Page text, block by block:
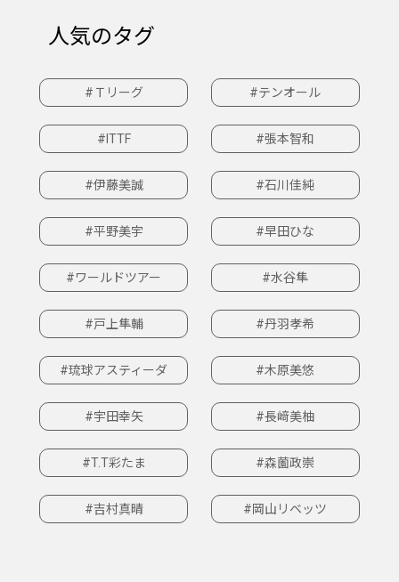
人気のタグ
#Ｔリーグ #テンオール
#ITTF #張本智和
#伊藤美誠 #石川佳純
#平野美宇 #早田ひな
#ワールドツアー #水谷隼
#戸上隼輔 #丹羽孝希
#琉球アスティーダ #木原美悠
#宇田幸矢 #長﨑美柚
#T.T彩たま #森薗政崇
#吉村真晴 #岡山リベッツ